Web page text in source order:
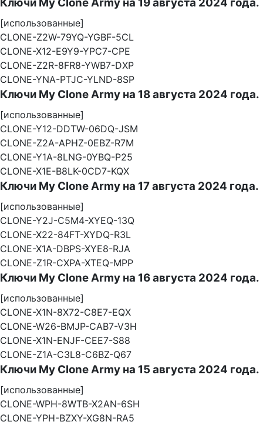
Ключи My Clone Army на 19 августа 2024 года.
[использованные]
CLONE-Z2W-79YQ-YGBF-5CL
CLONE-X12-E9Y9-YPC7-CPE
CLONE-Z2R-8FR8-YWB7-DXP
CLONE-YNA-PTJC-YLND-8SP
Ключи My Clone Army на 18 августа 2024 года.
[использованные]
CLONE-Y12-DDTW-06DQ-JSM
CLONE-Z2A-APHZ-0EBZ-R7M
CLONE-Y1A-8LNG-0YBQ-P25
CLONE-X1E-B8LK-0CD7-KQX
Ключи My Clone Army на 17 августа 2024 года.
[использованные]
CLONE-Y2J-C5M4-XYEQ-13Q
CLONE-X22-84FT-XYDQ-R3L
CLONE-X1A-DBPS-XYE8-RJA
CLONE-Z1R-CXPA-XTEQ-MPP
Ключи My Clone Army на 16 августа 2024 года.
[использованные]
CLONE-X1N-8X72-C8E7-EQX
CLONE-W26-BMJP-CAB7-V3H
CLONE-X1N-ENJF-CEE7-S88
CLONE-Z1A-C3L8-C6BZ-Q67
Ключи My Clone Army на 15 августа 2024 года.
[использованные]
CLONE-WPH-8WTB-X2AN-6SH
CLONE-YPH-BZXY-XG8N-RA5